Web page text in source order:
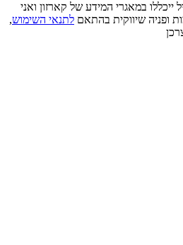
במאגרי המידע של קארזון ואני
ופניה שיווקית בהתאם לתנאי השימוש,